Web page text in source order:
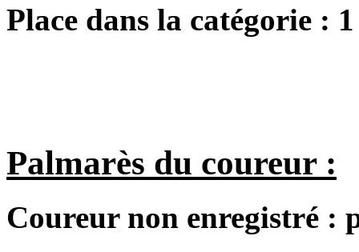
Place dans la catégorie : 1
Palmarès du coureur :
Coureur non enregistré :